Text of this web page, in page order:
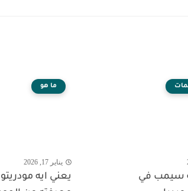
سيمب في
ما هو
يناير 17, 2026
يعني ايه